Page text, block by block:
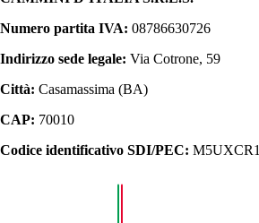
Numero partita IVA: 08786630726
Indirizzo sede legale: Via Cotrone, 59
Città: Casamassima (BA)
CAP: 70010
Codice identificativo SDI/PEC: M5UXCR1